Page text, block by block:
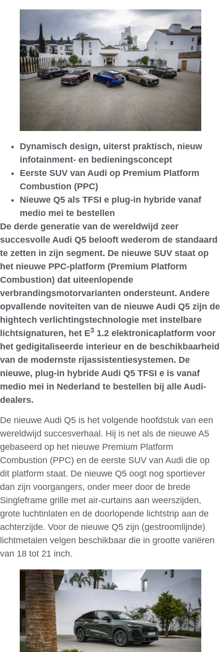
Dynamisch design, uiterst praktisch, nieuw
infotainment- en bedieningsconcept
Eerste SUV van Audi op Premium Platform
Combustion (PPC)
Nieuwe Q5 als TFSI e plug-in hybride vanaf
medio mei te bestellen
De derde generatie van de wereldwijd zeer
succesvolle Audi Q5 belooft wederom de standaard
te zetten in zijn segment. De nieuwe SUV staat op
het nieuwe PPC-platform (Premium Platform
Combustion) dat uiteenlopende
verbrandingsmotorvarianten ondersteunt. Andere
opvallende noviteiten van de nieuwe Audi Q5 zijn de
hightech verlichtingstechnologie met instelbare
lichtsignaturen, het E3 1.2 elektronicaplatform voor
het gedigitaliseerde interieur en de beschikbaarheid
van de modernste rijassistentiesystemen. De
nieuwe, plug-in hybride Audi Q5 TFSI e is vanaf
medio mei in Nederland te bestellen bij alle Audi-
dealers.
De nieuwe Audi Q5 is het volgende hoofdstuk van een
wereldwijd succesverhaal. Hij is net als de nieuwe A5
gebaseerd op het nieuwe Premium Platform
Combustion (PPC) en de eerste SUV van Audi die op
dit platform staat. De nieuwe Q5 oogt nog sportiever
dan zijn voorgangers, onder meer door de brede
Singleframe grille met air-curtains aan weerszijden,
grote luchtinlaten en de doorlopende lichtstrip aan de
achterzijde. Voor de nieuwe Q5 zijn (gestroomlijnde)
lichtmetalen velgen beschikbaar die in grootte variëren
van 18 tot 21 inch.